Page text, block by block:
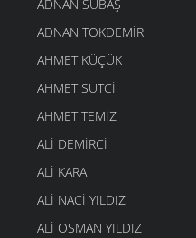
ADNAN SUBAŞ
ADNAN TOKDEMIR
AHMET KÜÇÜK
AHMET SUTCI
AHMET TEMIZ
ALI DEMIRCI
ALI KARA
ALI NACI YILDIZ
ALI OSMAN YILDIZ